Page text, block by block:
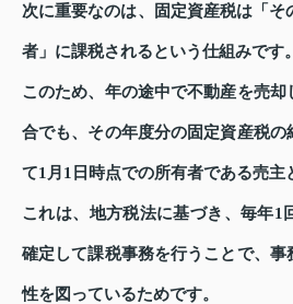
次に重要なのは、固定資産税は「そ
者」に課税されるという仕組みです。
このため、年の途中で不動産を売
合でも、その年度分の固定資産税の
て1月1日時点での所有者である売主
これは、地方税法に基づき、毎年1
確定して課税事務を行うことで、事
性を図っているためです。